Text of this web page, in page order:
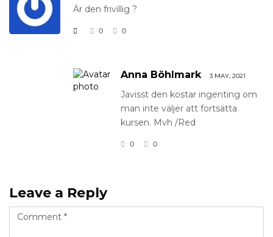
Är den frivillig ?
0 0
Anna Böhlmark 3 MAY, 2021
Javisst den kostar ingenting om
man inte väljer att fortsätta
kursen. Mvh /Red
0 0
Leave a Reply